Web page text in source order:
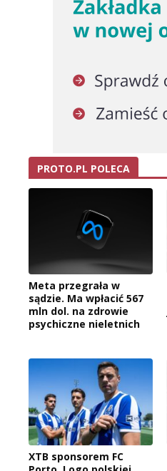
PROTO.PL POLECA
Meta przegrała w
sądzie. Ma wpłacić 567
mln dol. na zdrowie
psychiczne nieletnich
XTB sponsorem FC